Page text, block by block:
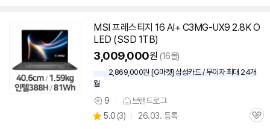
MSI 프레스티지 16 AI+ C3MG-UX9 2.8K O
LED (SSD 1TB)
3,009,000원 (16몰)
2,869,000원 [G마켓] 삼성카드 / 무이자 최대 24개
월
상
품
9 브랜드로그
별
5.0 (상
3) 26.03. 등록
관